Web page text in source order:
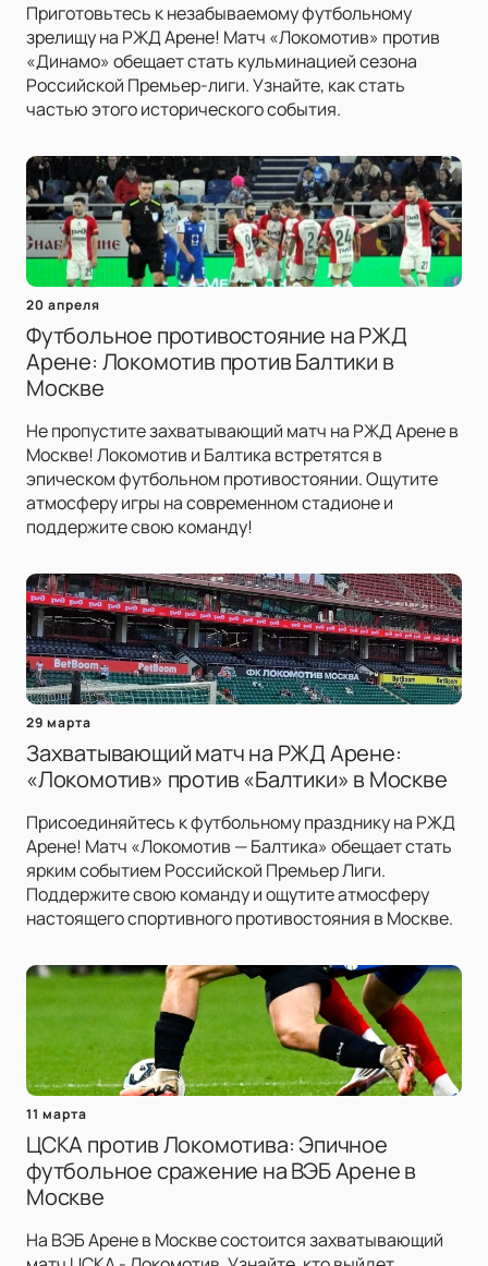
Приготовьтесь к незабываемому футбольному
зрелищу на РЖД Арене! Матч «Локомотив» против
«Динамо» обещает стать кульминацией сезона
Российской Премьер-лиги. Узнайте, как стать
частью этого исторического события.
20 апреля
Футбольное противостояние на РЖД
Арене: Локомотив против Балтики в
Москве
Не пропустите захватывающий матч на РЖД Арене в
Москве! Локомотив и Балтика встретятся в
эпическом футбольном противостоянии. Ощутите
атмосферу игры на современном стадионе и
поддержите свою команду!
29 марта
Захватывающий матч на РЖД Арене:
«Локомотив» против «Балтики» в Москве
Присоединяйтесь к футбольному празднику на РЖД
Арене! Матч «Локомотив — Балтика» обещает стать
ярким событием Российской Премьер Лиги.
Поддержите свою команду и ощутите атмосферу
настоящего спортивного противостояния в Москве.
11 марта
ЦСКА против Локомотива: Эпичное
футбольное сражение на ВЭБ Арене в
Москве
На ВЭБ Арене в Москве состоится захватывающий